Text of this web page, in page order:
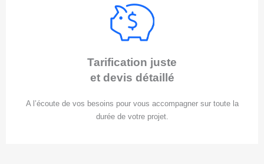
Tarification juste
et devis détaillé
A l’écoute de vos besoins pour vous accompagner sur toute la
durée de votre projet.